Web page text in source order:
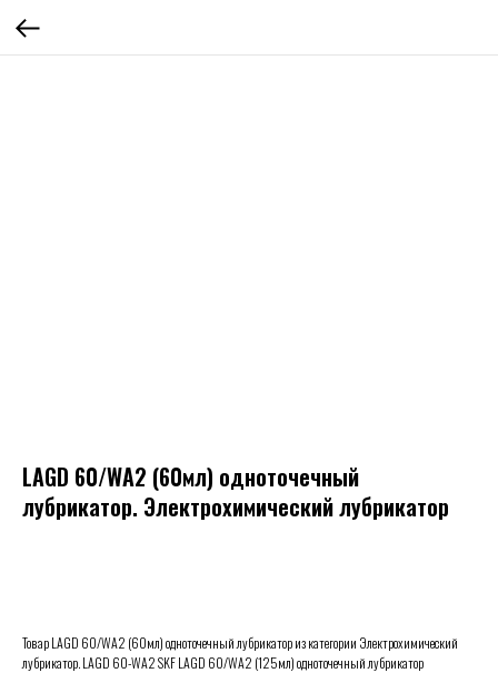
LAGD 60/WA2 (60мл) одноточечный
лубрикатор. Электрохимический лубрикатор
Товар LAGD 60/WA2 (60мл) одноточечный лубрикатор из категории Электрохимический
лубрикатор. LAGD 60-WA2 SKF LAGD 60/WA2 (125мл) одноточечный лубрикатор